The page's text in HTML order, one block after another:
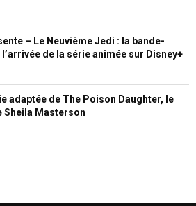
– Le Neuvième Jedi : la bande-
de la série animée sur Disney+
adaptée de The Poison Daughter, le
Sheila Masterson